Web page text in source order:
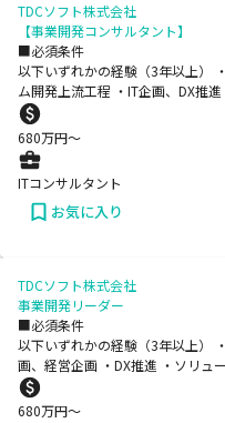
TDCソフト株式会社
【事業開発コンサルタント】
■必須条件
以下いずれかの経験（3年以上）
ム開発上流工程 ・IT企画、DX推
680万円〜
ITコンサルタント
お気に入り
TDCソフト株式会社
事業開発リーダー
■必須条件
以下いずれかの経験（3年以上）
画、経営企画 ・DX推進 ・ソリュ
680万円〜